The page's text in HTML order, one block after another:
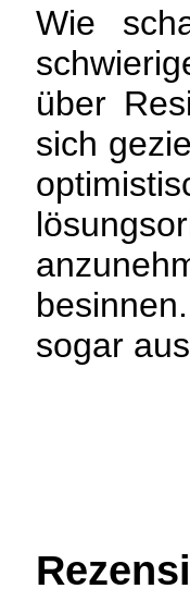
Wie
über
sich
sogar